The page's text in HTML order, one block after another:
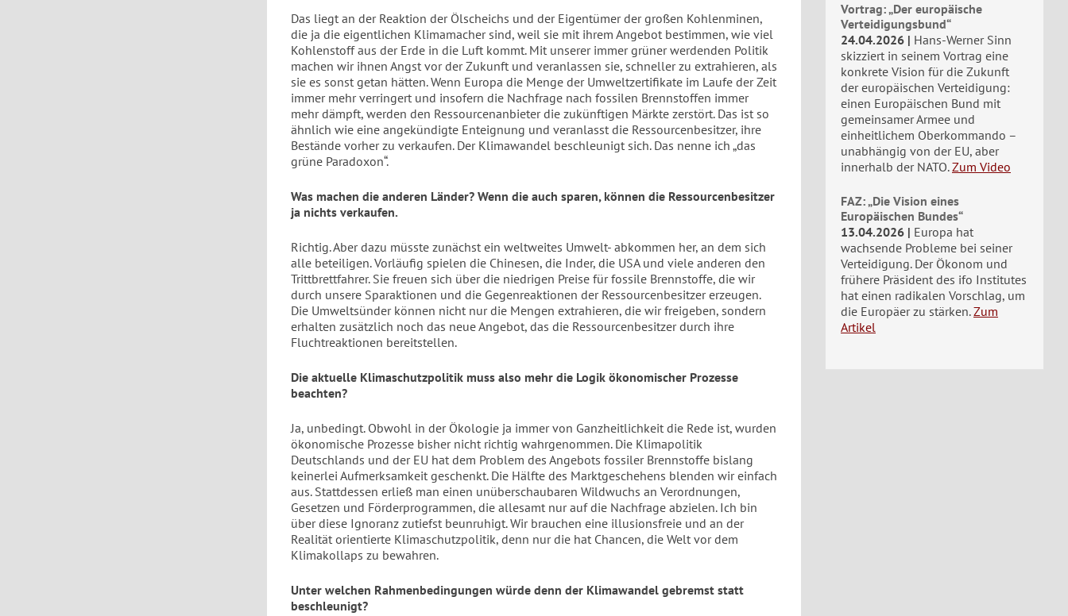
Das liegt an der Reaktion der Ölscheichs und der Eigentümer der großen Kohlenminen,
die ja die eigentlichen Klimamacher sind, weil sie mit ihrem Angebot bestimmen, wie viel
Kohlenstoff aus der Erde in die Luft kommt. Mit unserer immer grüner werdenden Politik
machen wir ihnen Angst vor der Zukunft und veranlassen sie, schneller zu extrahieren, als
sie es sonst getan hätten. Wenn Europa die Menge der Umweltzertifikate im Laufe der Zeit
immer mehr verringert und insofern die Nachfrage nach fossilen Brennstoffen immer
mehr dämpft, werden den Ressourcenanbieter die zukünftigen Märkte zerstört. Das ist so
ähnlich wie eine angekündigte Enteignung und veranlasst die Ressourcenbesitzer, ihre
Bestände vorher zu verkaufen. Der Klimawandel beschleunigt sich. Das nenne ich „das
grüne Paradoxon“.
Was machen die anderen Länder? Wenn die auch sparen, können die Ressourcenbesitzer
ja nichts verkaufen.
Richtig. Aber dazu müsste zunächst ein weltweites Umwelt- abkommen her, an dem sich
alle beteiligen. Vorläufig spielen die Chinesen, die Inder, die USA und viele anderen den
Trittbrettfahrer. Sie freuen sich über die niedrigen Preise für fossile Brennstoffe, die wir
durch unsere Sparaktionen und die Gegenreaktionen der Ressourcenbesitzer erzeugen.
Die Umweltsünder können nicht nur die Mengen extrahieren, die wir freigeben, sondern
erhalten zusätzlich noch das neue Angebot, das die Ressourcenbesitzer durch ihre
Fluchtreaktionen bereitstellen.
Die aktuelle Klimaschutzpolitik muss also mehr die Logik ökonomischer Prozesse
beachten?
Ja, unbedingt. Obwohl in der Ökologie ja immer von Ganzheitlichkeit die Rede ist, wurden
ökonomische Prozesse bisher nicht richtig wahrgenommen. Die Klimapolitik
Deutschlands und der EU hat dem Problem des Angebots fossiler Brennstoffe bislang
keinerlei Aufmerksamkeit geschenkt. Die Hälfte des Marktgeschehens blenden wir einfach
aus. Stattdessen erließ man einen unüberschaubaren Wildwuchs an Verordnungen,
Gesetzen und Förderprogrammen, die allesamt nur auf die Nachfrage abzielen. Ich bin
über diese Ignoranz zutiefst beunruhigt. Wir brauchen eine illusionsfreie und an der
Realität orientierte Klimaschutzpolitik, denn nur die hat Chancen, die Welt vor dem
Klimakollaps zu bewahren.
Unter welchen Rahmenbedingungen würde denn der Klimawandel gebremst statt
beschleunigt?
Vortrag: „Der europäische
Verteidigungsbund“
24.04.2026
Hans-Werner Sinn
skizziert in seinem Vortrag eine
konkrete Vision für die Zukunft
der europäischen Verteidigung:
einen Europäischen Bund mit
gemeinsamer Armee und
einheitlichem Oberkommando –
unabhängig von der EU, aber
innerhalb der NATO. Zum Video
FAZ: „Die Vision eines
Europäischen Bundes“
13.04.2026
Europa hat
wachsende Probleme bei seiner
Verteidigung. Der Ökonom und
frühere Präsident des ifo Institutes
hat einen radikalen Vorschlag, um
die Europäer zu stärken. Zum
Artikel